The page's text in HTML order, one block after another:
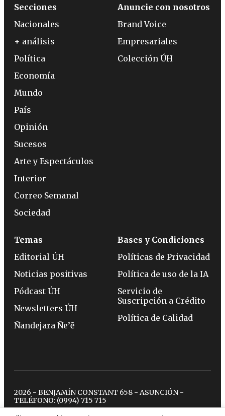
Secciones
Nacionales
+ análisis
Política
Economía
Mundo
País
Opinión
Sucesos
Arte y Espectáculos
Interior
Correo Semanal
Sociedad
Anuncie con nosotros
Brand Voice
Empresariales
Colección ÚH
Temas
Editorial ÚH
Noticias positivas
Pódcast ÚH
Newsletters ÚH
Ñandejara Ñe’ẽ
Bases y Condiciones
Políticas de Privacidad
Política de uso de la IA
Servicio de
Suscripción a Crédito
Política de Calidad
2026 - BENJAMÍN CONSTANT 658 - ASUNCIÓN -
TELÉFONO: (0994) 715 715